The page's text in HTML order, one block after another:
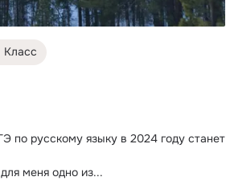
Класс
по русскому языку в 2024 году станет
меня одно из...